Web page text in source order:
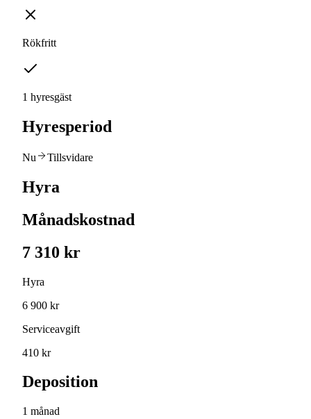
Rökfritt
1 hyresgäst
Hyresperiod
Nu Tillsvidare
Hyra
Månadskostnad
7 310 kr
Hyra
6 900 kr
Serviceavgift
410 kr
Deposition
1 månad